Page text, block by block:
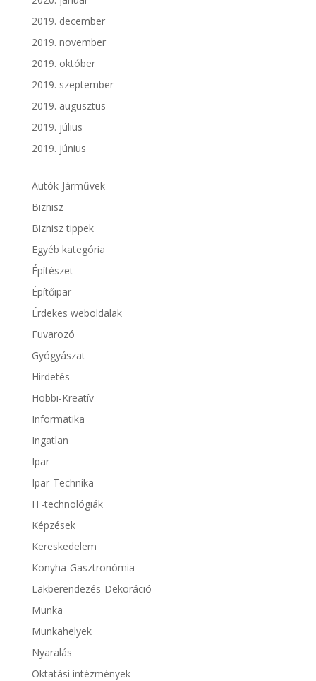
2019. december
2019. november
2019. október
2019. szeptember
2019. augusztus
2019. július
2019. június
Autók-Járművek
Biznisz
Biznisz tippek
Egyéb kategória
Építészet
Építőipar
Érdekes weboldalak
Fuvarozó
Gyógyászat
Hirdetés
Hobbi-Kreatív
Informatika
Ingatlan
Ipar
Ipar-Technika
IT-technológiák
Képzések
Kereskedelem
Konyha-Gasztronómia
Lakberendezés-Dekoráció
Munka
Munkahelyek
Nyaralás
Oktatási intézmények